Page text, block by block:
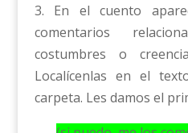
3. En el cuento
comentarios
costumbres o
Localícenlas en el
carpeta. Les damos el